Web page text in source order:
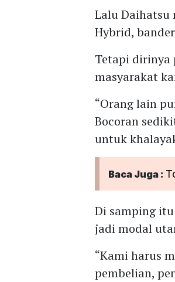
Lalu Daihatsu
Hybrid,
Tetapi dirinya
masyarakat
“Orang lain
Bocoran
untuk
Baca Juga :
Di samping
jadi modal
“Kami harus
pembelian,